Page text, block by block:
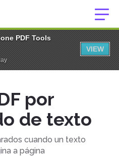
PDF Tools
VIEW
por
de texto
cuando un texto
a página